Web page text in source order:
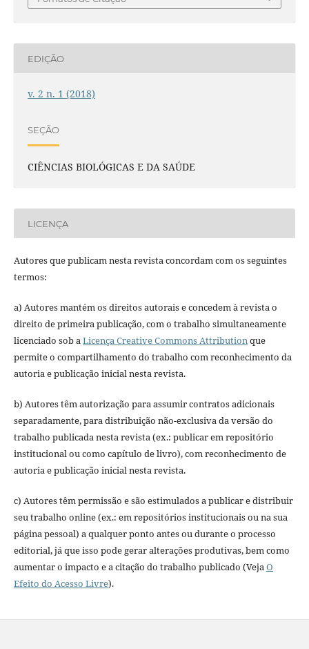
EDIÇÃO
v. 2 n. 1 (2018)
SEÇÃO
CIÊNCIAS BIOLÓGICAS E DA SAÚDE
LICENÇA
Autores que publicam nesta revista concordam com os seguintes
termos:
a) Autores mantém os direitos autorais e concedem à revista o
direito de primeira publicação, com o trabalho simultaneamente
licenciado sob aLicença Creative Commons Attributionque
permite o compartilhamento do trabalho com reconhecimento da
autoria e publicação inicial nesta revista.
b) Autores têm autorização para assumir contratos adicionais
separadamente, para distribuição não-exclusiva da versão do
trabalho publicada nesta revista (ex.: publicar em repositório
institucional ou como capítulo de livro), com reconhecimento de
autoria e publicação inicial nesta revista.
c) Autores têm permissão e são estimulados a publicar e distribuir
seu trabalho online (ex.: em repositórios institucionais ou na sua
página pessoal) a qualquer ponto antes ou durante o processo
editorial, já que isso pode gerar alterações produtivas, bem como
aumentar o impacto e a citação do trabalho publicado (VejaO
Efeito do Acesso Livre).